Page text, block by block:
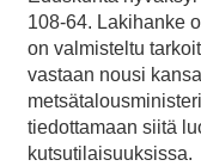
108-64. Lakihanke
on valmisteltu
vastaan nousi
tiedottamaan siitä
kutsutilaisuuksissa.